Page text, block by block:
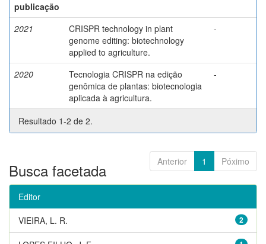
publicação
2021
CRISPR technology in plant
genome editing: biotechnology
applied to agriculture.
-
2020
Tecnologia CRISPR na edição
genômica de plantas: biotecnologia
aplicada à agricultura.
-
Resultado 1-2 de 2.
Anterior 1 Póximo
Busca facetada
Editor
2
VIEIRA, L. R.